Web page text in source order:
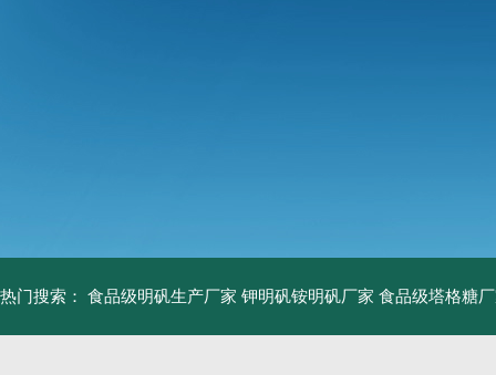
热门搜索： 食品级明矾生产厂家 钾明矾铵明矾厂家 食品级塔格糖